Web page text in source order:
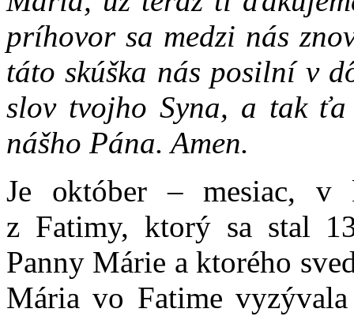
príhovor sa medzi nás
táto skúška nás posilní v
slov tvojho Syna, a tak
nášho Pána. Amen.
Je október – mesiac, v
z Fatimy, ktorý sa stal
Panny Márie a ktorého
Mária vo Fatime